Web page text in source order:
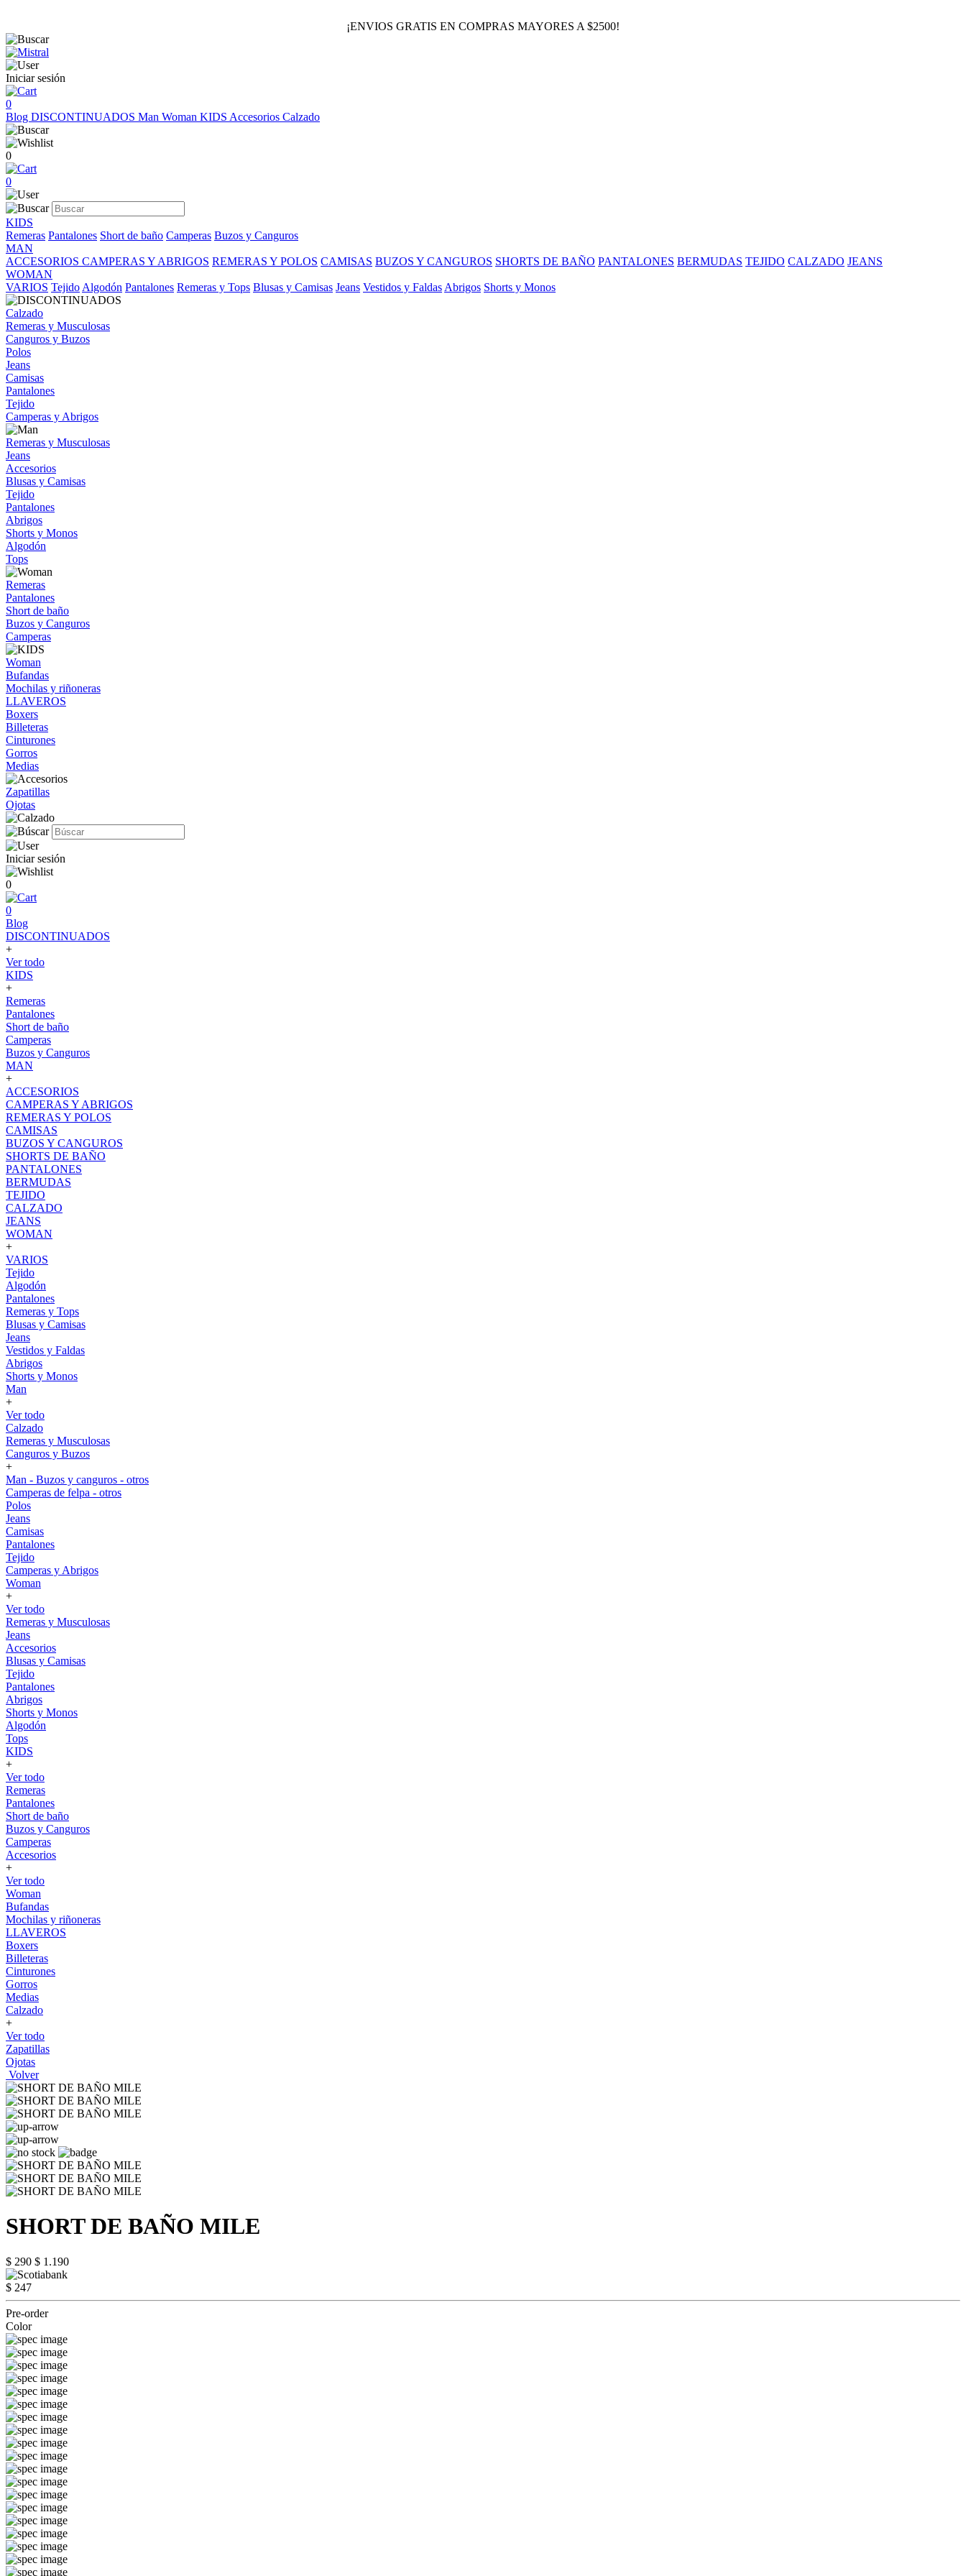
¡ENVIOS GRATIS EN COMPRAS MAYORES A $2500!
Iniciar sesión
0
Blog DISCONTINUADOS Man Woman KIDS Accesorios Calzado
0
0
KIDS
Remeras Pantalones Short de baño Camperas Buzos y Canguros
MAN
ACCESORIOS CAMPERAS Y ABRIGOS REMERAS Y POLOS CAMISAS BUZOS Y CANGUROS SHORTS DE BAÑO PANTALONES BERMUDAS TEJIDO CALZADO JEANS
WOMAN
VARIOS Tejido Algodón Pantalones Remeras y Tops Blusas y Camisas Jeans Vestidos y Faldas Abrigos Shorts y Monos
Calzado
Remeras y Musculosas
Canguros y Buzos
Polos
Jeans
Camisas
Pantalones
Tejido
Camperas y Abrigos
Remeras y Musculosas
Jeans
Accesorios
Blusas y Camisas
Tejido
Pantalones
Abrigos
Shorts y Monos
Algodón
Tops
Remeras
Pantalones
Short de baño
Buzos y Canguros
Camperas
Woman
Bufandas
Mochilas y riñoneras
LLAVEROS
Boxers
Billeteras
Cinturones
Gorros
Medias
Zapatillas
Ojotas
Iniciar sesión
0
0
Blog
DISCONTINUADOS
+
Ver todo
KIDS
+
Remeras
Pantalones
Short de baño
Camperas
Buzos y Canguros
MAN
+
ACCESORIOS
CAMPERAS Y ABRIGOS
REMERAS Y POLOS
CAMISAS
BUZOS Y CANGUROS
SHORTS DE BAÑO
PANTALONES
BERMUDAS
TEJIDO
CALZADO
JEANS
WOMAN
+
VARIOS
Tejido
Algodón
Pantalones
Remeras y Tops
Blusas y Camisas
Jeans
Vestidos y Faldas
Abrigos
Shorts y Monos
Man
+
Ver todo
Calzado
Remeras y Musculosas
Canguros y Buzos
+
Man - Buzos y canguros - otros
Camperas de felpa - otros
Polos
Jeans
Camisas
Pantalones
Tejido
Camperas y Abrigos
Woman
+
Ver todo
Remeras y Musculosas
Jeans
Accesorios
Blusas y Camisas
Tejido
Pantalones
Abrigos
Shorts y Monos
Algodón
Tops
KIDS
+
Ver todo
Remeras
Pantalones
Short de baño
Buzos y Canguros
Camperas
Accesorios
+
Ver todo
Woman
Bufandas
Mochilas y riñoneras
LLAVEROS
Boxers
Billeteras
Cinturones
Gorros
Medias
Calzado
+
Ver todo
Zapatillas
Ojotas
Volver
SHORT DE BAÑO MILE
$ 290 $ 1.190
$ 247
Pre-order
Color